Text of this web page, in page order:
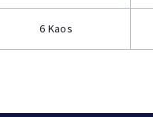
6 Kaos